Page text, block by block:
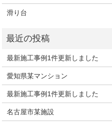
滑り台
最新施工事例1件更新しました
愛知県某マンション
最新施工事例1件更新しました
名古屋市某施設